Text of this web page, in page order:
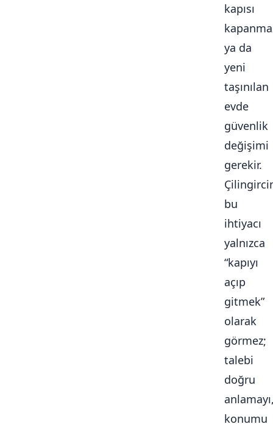
kapısı
ya da
yeni
taşınılan
evde
güvenlik
değişimi
gerekir.
bu
ihtiyacı
yalnızca
“kapıyı
açıp
gitmek”
olarak
görmez;
talebi
doğru
konumu